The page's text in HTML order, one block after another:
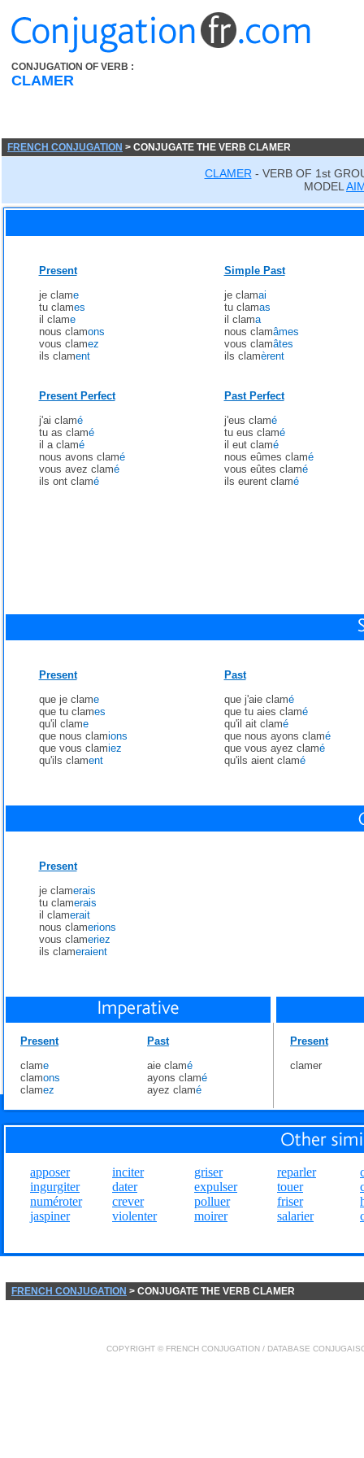
CONJUGATION OF VERB :
CLAMER
FRENCH CONJUGATION > CONJUGATE THE VERB CLAMER
CLAMER - VERB OF 1st
MODEL
Present
je clame
tu clames
il clame
nous clamons
vous clamez
ils clament
Simple Past
je clamai
tu clamas
il clama
nous clamâmes
vous clamâtes
ils clamèrent
Present Perfect
j'ai clamé
tu as clamé
il a clamé
nous avons clamé
vous avez clamé
ils ont clamé
Past Perfect
j'eus clamé
tu eus clamé
il eut clamé
nous eûmes clamé
vous eûtes clamé
ils eurent clamé
Present
que je clame
que tu clames
qu'il clame
que nous clamions
que vous clamiez
qu'ils clament
Past
que j'aie clamé
que tu aies clamé
qu'il ait clamé
que nous ayons clamé
que vous ayez clamé
qu'ils aient clamé
Present
je clamerais
tu clamerais
il clamerait
nous clamerions
vous clameriez
ils clameraient
Present
clame
clamons
clamez
Past
aie clamé
ayons clamé
ayez clamé
Present
clamer
apposer
ingurgiter
numéroter
jaspiner
inciter
dater
crever
violenter
griser
expulser
polluer
moirer
reparler
touer
friser
salarier
FRENCH CONJUGATION > CONJUGATE THE VERB CLAMER
COPYRIGHT © FRENCH CONJUGATION / DATABASE